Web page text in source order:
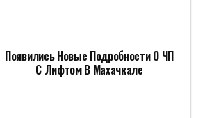
Появились Новые Подробности О ЧП
С Лифтом В Махачкале